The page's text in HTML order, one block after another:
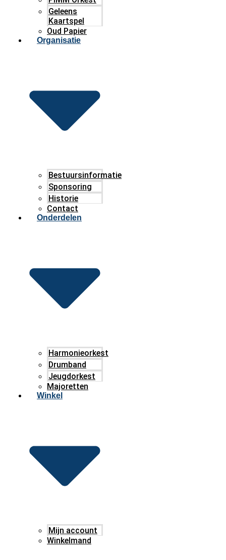
Geleens
Kaartspel
Oud Papier
Organisatie
Bestuursinformatie
Sponsoring
Historie
Contact
Onderdelen
Harmonieorkest
Drumband
Jeugdorkest
Majoretten
Winkel
Mijn account
Winkelmand